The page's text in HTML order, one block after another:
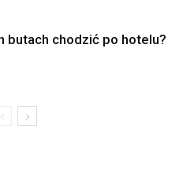
butach chodzić po hotelu?